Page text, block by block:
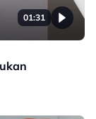
01:31